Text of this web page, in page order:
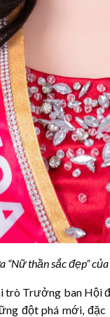
“Nữ thần sắc đẹp”
Trưởng ban Hội
đột phá mới,